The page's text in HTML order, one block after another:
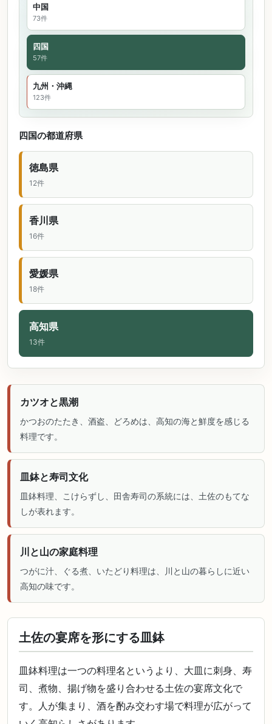
中国
73件
四国
57件
九州・沖縄
123件
四国の都道府県
徳島県
12件
香川県
16件
愛媛県
18件
高知県
13件
カツオと黒潮
かつおのたたき、酒盗、どろめは、高知の海と鮮度を感じる
料理です。
皿鉢と寿司文化
皿鉢料理、こけらずし、田舎寿司の系統には、土佐のもてな
しが表れます。
川と山の家庭料理
つがに汁、ぐる煮、いたどり料理は、川と山の暮らしに近い
高知の味です。
土佐の宴席を形にする皿鉢
皿鉢料理は一つの料理名というより、大皿に刺身、寿
司、煮物、揚げ物を盛り合わせる土佐の宴席文化で
す。人が集まり、酒を酌み交わす場で料理が広がって